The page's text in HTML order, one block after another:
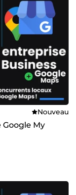
Nouveau
My